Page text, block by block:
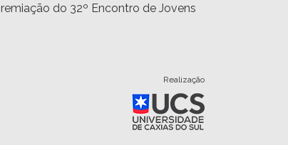
do 32º Encontro de Jovens
Realização